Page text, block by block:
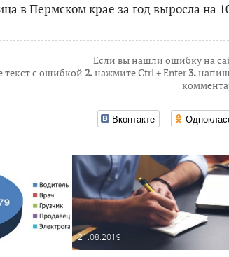
в Пермском крае за год выросла на
Если вы нашли ошибку на
текст с ошибкой 2.нажмите Ctrl + Enter3.
Вконтакте
21.08.2019